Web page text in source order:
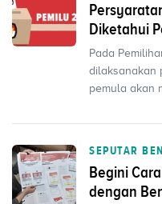
Diketahui
Pada
dilaksanakan
pemula akan
SEPUTAR
Begini
dengan